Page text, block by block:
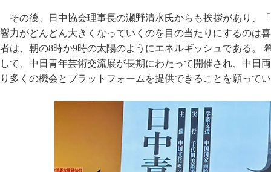
その後、日中協会理事長の瀬野清水氏からも挨拶があり、
響力がどんどん大きくなっていくのを目の当たりにするのは
者は、朝の8時か9時の太陽のようにエネルギッシュである。
して、中日青年芸術交流展が長期にわたって開催され、中日
り多くの機会とプラットフォームを提供できることを願って